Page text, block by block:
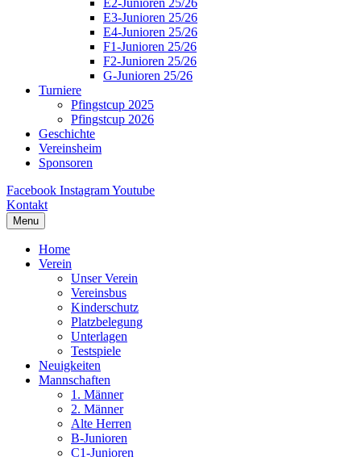
E2-Junioren 25/26
E3-Junioren 25/26
E4-Junioren 25/26
F1-Junioren 25/26
F2-Junioren 25/26
G-Junioren 25/26
Turniere
Pfingstcup 2025
Pfingstcup 2026
Geschichte
Vereinsheim
Sponsoren
Facebook InstagramYoutube
Kontakt
Menu
Home
Verein
Unser Verein
Vereinsbus
Kinderschutz
Platzbelegung
Unterlagen
Testspiele
Neuigkeiten
Mannschaften
1. Männer
2. Männer
Alte Herren
B-Junioren
C1-Junioren